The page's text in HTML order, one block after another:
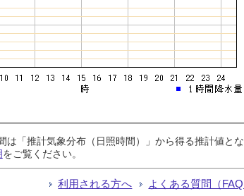
は「推計気象分布（日照時間）」から得る推計値と
をご覧ください。
利用される方へ よくある質問（FAQ